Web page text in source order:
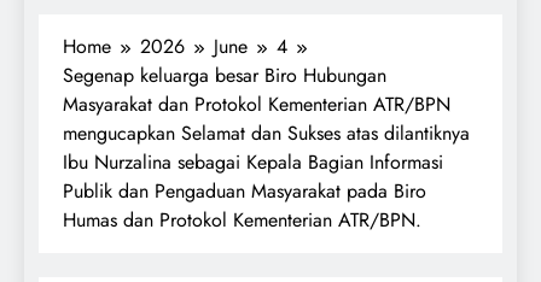
Home 2026 June
4
Segenap keluarga besar Biro Hubungan
Masyarakat dan Protokol Kementerian ATR/BPN
mengucapkan Selamat dan Sukses atas dilantiknya
Ibu Nurzalina sebagai Kepala Bagian Informasi
Publik dan Pengaduan Masyarakat pada Biro
Humas dan Protokol Kementerian ATR/BPN.